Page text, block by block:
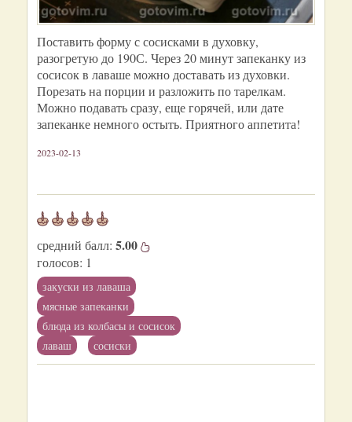
Поставить форму с сосисками в духовку,
разогретую до 190С. Через 20 минут запеканку из
сосисок в лаваше можно доставать из духовки.
Порезать на порции и разложить по тарелкам.
Можно подавать сразу, еще горячей, или дате
запеканке немного остыть. Приятного аппетита!
2023-02-13
средний балл: 5.00
голосов: 1
закуски из лаваша
мясные запеканки
блюда из колбасы и сосисок
лаваш
сосиски